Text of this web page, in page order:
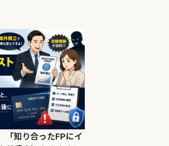
「知り合ったFPにイ